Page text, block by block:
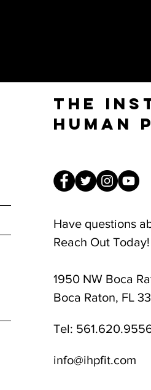
The
Human
Have questions
Reach Out Today!
1950 NW Boca
Boca Raton, FL
Tel:
info@ihpfit.com